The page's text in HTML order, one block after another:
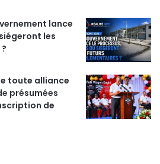
lance
les
toute alliance
présumées
de